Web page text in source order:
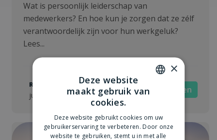
Wat is persoonlijk leiderschap van
medewerkers? En hoe kun je zorgen dat ze zélf
verantwoordelijk zijn voor hun werkgeluk?
Lees...
Robin van der Meulen
juni 14, 2021
Bedrijfswaarden
DUTCH
×
Deze website
maakt gebruik van
cookies.
Deze website gebruikt cookies om uw
gebruikerservaring te verbeteren. Door onze
website te gebruiken, stemt u in met alle